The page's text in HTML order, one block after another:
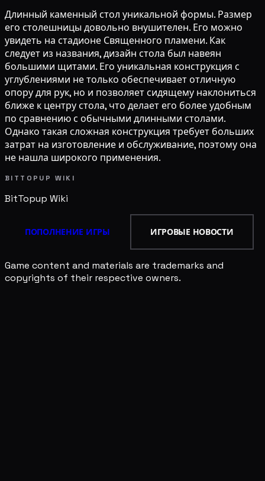
Длинный каменный стол уникальной формы. Размер
его столешницы довольно внушителен. Его можно
увидеть на стадионе Священного пламени. Как
следует из названия, дизайн стола был навеян
большими щитами. Его уникальная конструкция с
углублениями не только обеспечивает отличную
опору для рук, но и позволяет сидящему наклониться
ближе к центру стола, что делает его более удобным
по сравнению с обычными длинными столами.
Однако такая сложная конструкция требует больших
затрат на изготовление и обслуживание, поэтому она
не нашла широкого применения.
BITTOPUP WIKI
BitTopup Wiki
ПОПОЛНЕНИЕ ИГРЫ ИГРОВЫЕ НОВОСТИ
Game content and materials are trademarks and
copyrights of their respective owners.